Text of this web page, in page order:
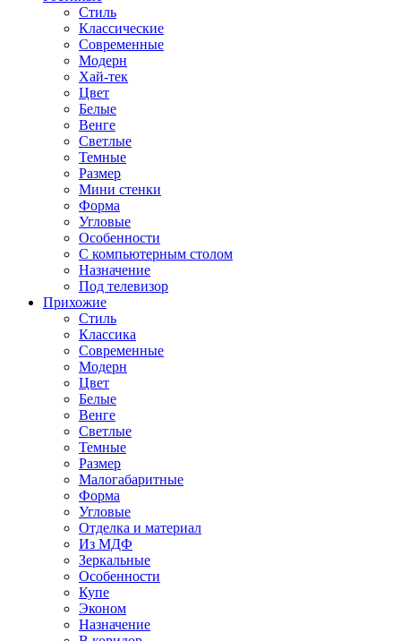
Стиль
Классические
Современные
Модерн
Хай-тек
Цвет
Белые
Венге
Светлые
Темные
Размер
Мини стенки
Форма
Угловые
Особенности
С компьютерным столом
Назначение
Под телевизор
Прихожие
Стиль
Классика
Современные
Модерн
Цвет
Белые
Венге
Светлые
Темные
Размер
Малогабаритные
Форма
Угловые
Отделка и материал
Из МДФ
Зеркальные
Особенности
Купе
Эконом
Назначение